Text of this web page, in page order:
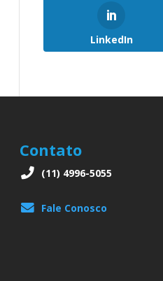
LinkedIn
Contato
(11) 4996-5055
Fale Conosco